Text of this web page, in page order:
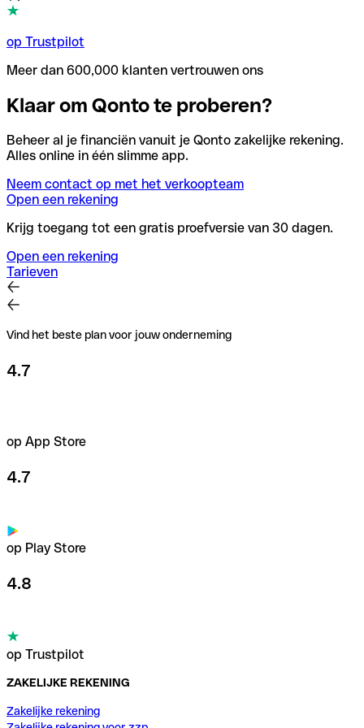
op Trustpilot
Meer dan 600,000 klanten vertrouwen ons
Klaar om Qonto te proberen?
Beheer al je financiën vanuit je Qonto zakelijke rekening.
Alles online in één slimme app.
Neem contact op met het verkoopteam
Open een rekening
Krijg toegang tot een gratis proefversie van 30 dagen.
Open een rekening
Tarieven
Vind het beste plan voor jouw onderneming
4.7
op App Store
4.7
op Play Store
4.8
op Trustpilot
ZAKELIJKE REKENING
Zakelijke rekening